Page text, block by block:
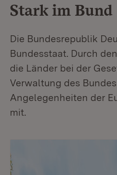
Stark im Bund
Die Bundesrepublik
Bundesstaat. Durch
die Länder bei der
Verwaltung des
Angelegenheiten der
mit.